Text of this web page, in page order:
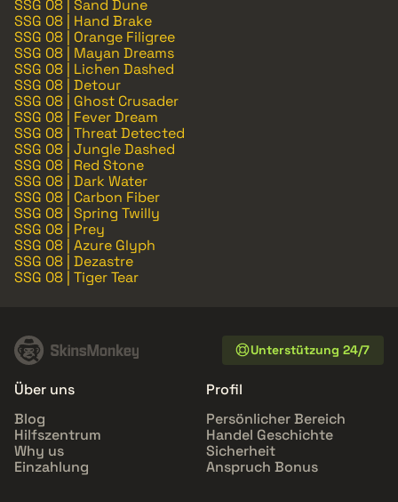
SSG 08 | Sand Dune
SSG 08 | Hand Brake
SSG 08 | Orange Filigree
SSG 08 | Mayan Dreams
SSG 08 | Lichen Dashed
SSG 08 | Detour
SSG 08 | Ghost Crusader
SSG 08 | Fever Dream
SSG 08 | Threat Detected
SSG 08 | Jungle Dashed
SSG 08 | Red Stone
SSG 08 | Dark Water
SSG 08 | Carbon Fiber
SSG 08 | Spring Twilly
SSG 08 | Prey
SSG 08 | Azure Glyph
SSG 08 | Dezastre
SSG 08 | Tiger Tear
Unterstützung 24/7
Über uns
Blog
Hilfszentrum
Why us
Einzahlung
Profil
Persönlicher Bereich
Handel Geschichte
Sicherheit
Anspruch Bonus